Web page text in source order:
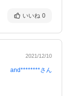
いいね 0
2021/12/10
and********さん